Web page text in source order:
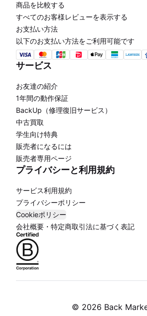
商品を比較する
すべてのお客様レビューを表示する
お支払い方法
以下のお支払い方法をご利用可能です
サービス
お友達の紹介
1年間の動作保証
BackUp（修理復旧サービス）
中古買取
学生向け特典
販売者になるには
販売者専用ページ
プライバシーと利用規約
サービス利用規約
プライバシーポリシー
Cookieポリシー
会社概要・特定商取引法に基づく表記
© 2026 Back